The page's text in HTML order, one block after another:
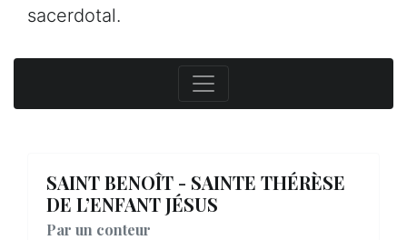
sacerdotal.
SAINT BENOÎT - SAINTE THÉRÈSE
DE L’ENFANT JÉSUS
Par un conteur